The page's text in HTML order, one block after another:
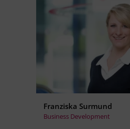
Franziska Surmund
Business Development